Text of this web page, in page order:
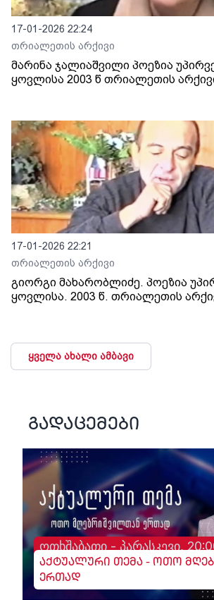
17-01-2026 22:24
თრიალეთის არქივი
მარინა ჯალიაშვილი პოეზია
ყოვლისა 2003 წ თრიალეთის
17-01-2026 22:21
თრიალეთის არქივი
გიორგი მახარობლიძე. პოეზია
ყოვლისა. 2003 წ. თრიალეთის
ყველა ახალი ამბავი
გადაცემები
ოთხშაბათი - პარასკევი,
აქტუალური თემა - ოთო
ერთად